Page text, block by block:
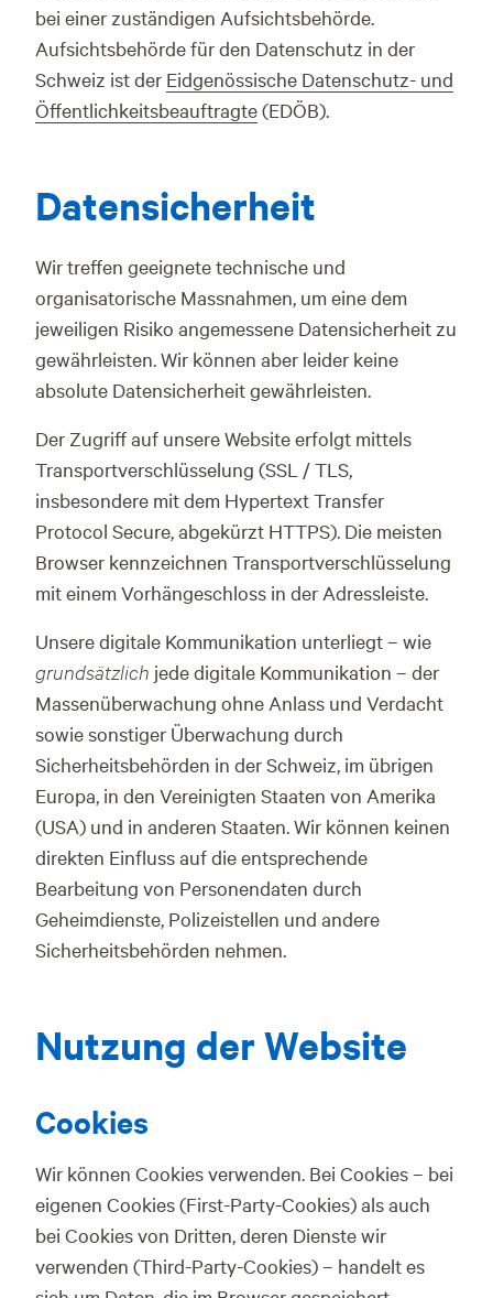
bei einer zuständigen Aufsichtsbehörde.
Aufsichtsbehörde für den Datenschutz in der
Schweiz ist der Eidgenössische Datenschutz- und
Öffentlichkeitsbeauftragte(EDÖB).
Datensicherheit
Wir treffen geeignete technische und
organisatorische Massnahmen, um eine dem
jeweiligen Risiko angemessene Datensicherheit zu
gewährleisten. Wir können aber leider keine
absolute Datensicherheit gewährleisten.
Der Zugriff auf unsere Website erfolgt mittels
Transportverschlüsselung (SSL / TLS,
insbesondere mit dem Hypertext Transfer
Protocol Secure, abgekürzt HTTPS). Die meisten
Browser kennzeichnen Transportverschlüsselung
mit einem Vorhängeschloss in der Adressleiste.
Unsere digitale Kommunikation unterliegt – wie
grundsätzlich jede digitale Kommunikation – der
Massenüberwachung ohne Anlass und Verdacht
sowie sonstiger Überwachung durch
Sicherheitsbehörden in der Schweiz, im übrigen
Europa, in den Vereinigten Staaten von Amerika
(USA) und in anderen Staaten. Wir können keinen
direkten Einfluss auf die entsprechende
Bearbeitung von Personendaten durch
Geheimdienste, Polizeistellen und andere
Sicherheitsbehörden nehmen.
Nutzung der Website
Cookies
Wir können Cookies verwenden. Bei Cookies – bei
eigenen Cookies (First-Party-Cookies) als auch
bei Cookies von Dritten, deren Dienste wir
verwenden (Third-Party-Cookies) – handelt es